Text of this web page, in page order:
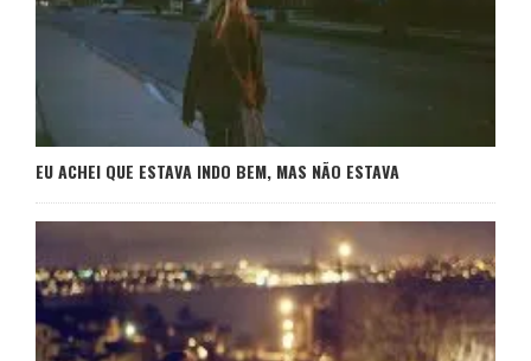
EU ACHEI QUE ESTAVA INDO BEM, MAS NÃO ESTAVA